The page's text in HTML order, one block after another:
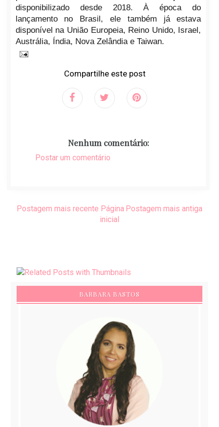
disponibilizado desde 2018. À época do
lançamento no Brasil, ele também já estava
disponível na União Europeia, Reino Unido, Israel,
Austrália, Índia, Nova Zelândia e Taiwan.
Compartilhe este post
Nenhum comentário:
Postar um comentário
Postagem mais recente Postagem mais antiga
Página
inicial
BARBARA BASTOS